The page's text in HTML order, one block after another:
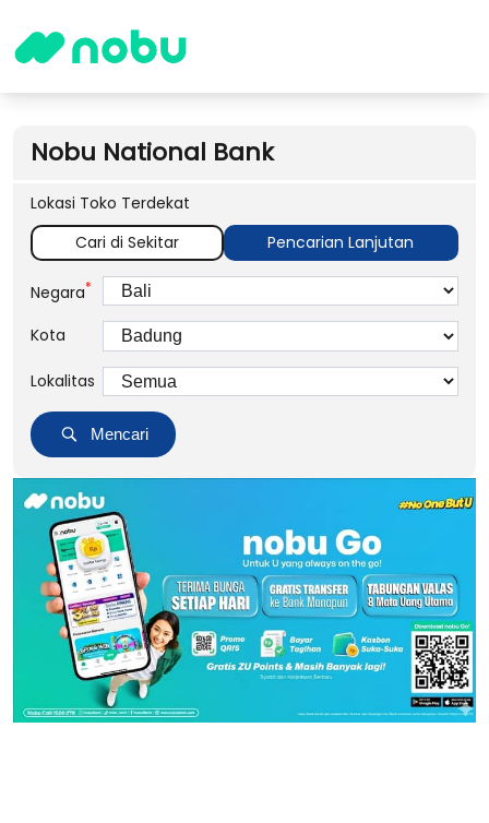
Nobu National Bank
Lokasi Toko Terdekat
Cari di Sekitar
Pencarian Lanjutan
Negara*
Kota
Lokalitas
Mencari